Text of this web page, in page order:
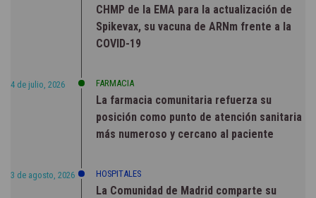
CHMP de la EMA para la actualización de
Spikevax, su vacuna de ARNm frente a la
COVID-19
4 de julio, 2026 FARMACIA
La farmacia comunitaria refuerza su
posición como punto de atención sanitaria
más numeroso y cercano al paciente
3 de agosto, 2026 HOSPITALES
La Comunidad de Madrid comparte su